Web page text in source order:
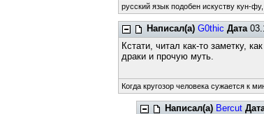
русский язык подобен искуству кун-
Написал(а) G0thic Дата
Кстати, читал как-то заметку,
драки и прочую муть.
Когда кругозор человека сужается к
Написал(а) Bercut